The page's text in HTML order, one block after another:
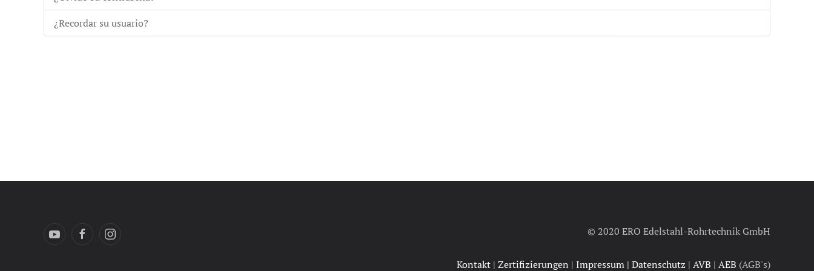
¿Recordar su usuario?
© 2020 ERO Edelstahl-Rohrtechnik GmbH
Kontakt | Zertifizierungen | Impressum | Datenschutz | AVB | AEB (AGB's)